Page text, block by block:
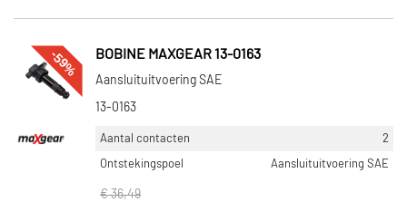
-59% BOBINE MAXGEAR 13-0163
Aansluituitvoering SAE
13-0163
Aantal contacten
2
Ontstekingspoel
Aansluituitvoering SAE
€ 36,49